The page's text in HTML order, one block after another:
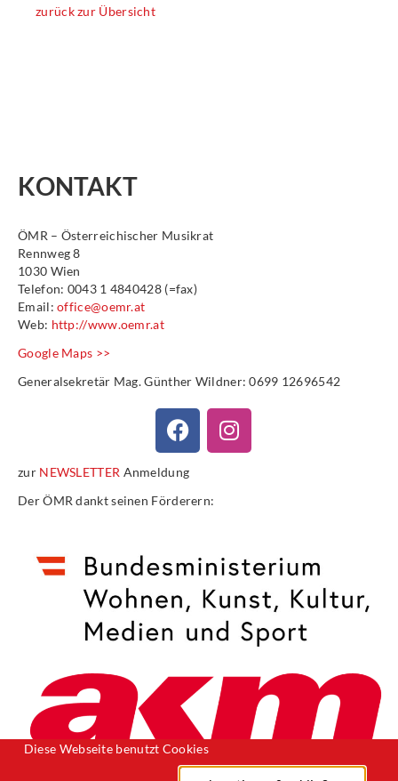
zurück zur Übersicht
KONTAKT
ÖMR – Österreichischer Musikrat
Rennweg 8
1030 Wien
Telefon: 0043 1 4840428 (=fax)
Email:office@oemr.at
Web: http://www.oemr.at
Google Maps >>
Generalsekretär Mag. Günther Wildner: 0699 12696542
zur NEWSLETTER Anmeldung
Der ÖMR dankt seinen Förderern:
Diese Webseite benutzt Cookies